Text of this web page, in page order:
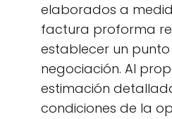
elaborados a
factura proforma
establecer un
negociación. Al
estimación
condiciones de la